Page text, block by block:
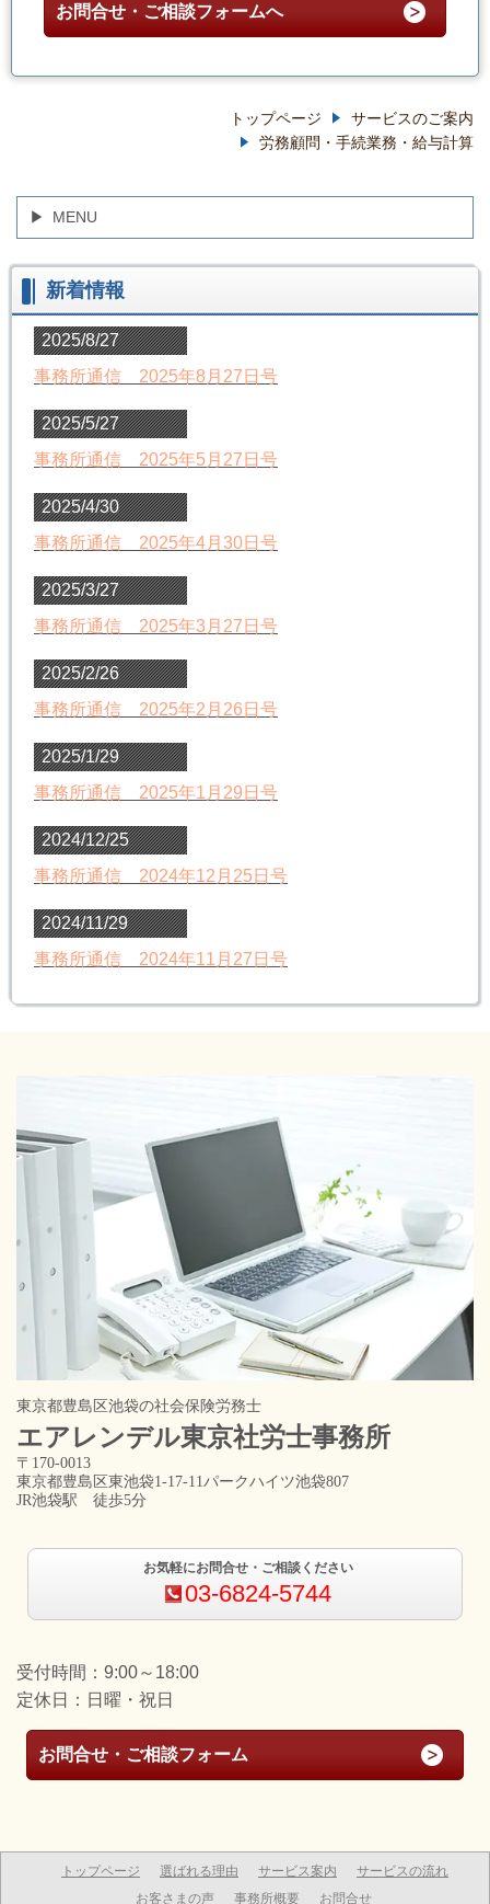
お問合せ・ご相談フォームへ
トップページ
サービスのご案内
労務顧問・手続業務・給与計算
MENU
新着情報
2025/8/27
事務所通信 2025年8月27日号
2025/5/27
事務所通信 2025年5月27日号
2025/4/30
事務所通信 2025年4月30日号
2025/3/27
事務所通信 2025年3月27日号
2025/2/26
事務所通信 2025年2月26日号
2025/1/29
事務所通信 2025年1月29日号
2024/12/25
事務所通信 2024年12月25日号
2024/11/29
事務所通信 2024年11月27日号
東京都豊島区池袋の社会保険労務士
エアレンデル東京社労士事務所
〒170-0013
東京都豊島区東池袋1-17-11パークハイツ池袋807
JR池袋駅 徒歩5分
お気軽にお問合せ・ご相談ください
03-6824-5744
受付時間：9:00～18:00
定休日：日曜・祝日
お問合せ・ご相談フォーム
トップページ 選ばれる理由 サービス案内
サービスの流れ
お客さまの声
事務所概要 お問合せ